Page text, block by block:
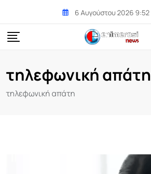
content
6 Αυγούστου 2026 9:52
τηλεφωνική απάτη
τηλεφωνική απάτη